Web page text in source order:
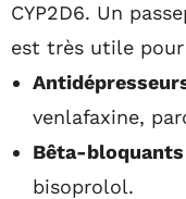
CYP2D6. Un
est très utile
venlafaxine,
Bêta-bloquants
bisoprolol.